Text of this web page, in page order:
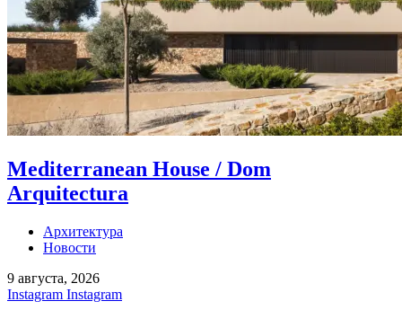
Mediterranean House / Dom
Arquitectura
Архитектура
Новости
9 августа, 2026
Instagram Instagram